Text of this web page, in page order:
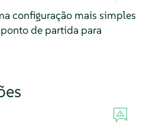
configuração mais simples
de partida para